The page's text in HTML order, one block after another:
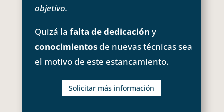
objetivo.
Quizá la falta de dedicación y
conocimientosde nuevas técnicas sea
el motivo de este estancamiento.
Solicitar más información